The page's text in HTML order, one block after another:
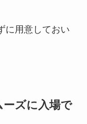
に用意しておい
ズに入場で